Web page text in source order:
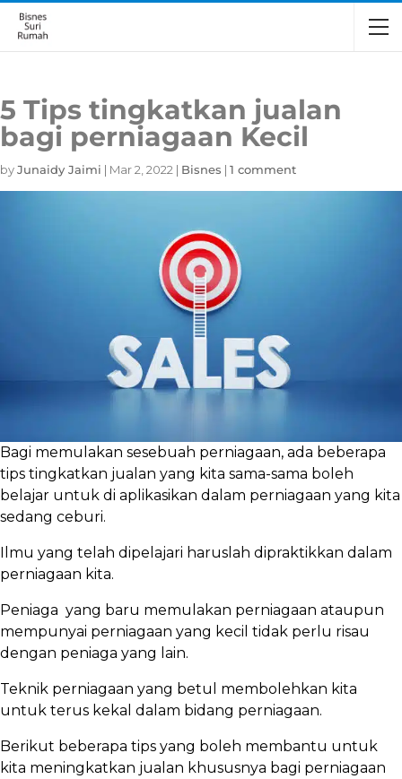
5 Tips tingkatkan jualan
bagi perniagaan Kecil
byJunaidy Jaimi | Mar 2, 2022 | Bisnes | 1 comment
Bagi memulakan sesebuah perniagaan, ada beberapa
tips tingkatkan jualan yang kita sama-sama boleh
belajar untuk di aplikasikan dalam perniagaan yang kita
sedang ceburi.
Ilmu yang telah dipelajari haruslah dipraktikkan dalam
perniagaan kita.
Peniaga yang baru memulakan perniagaan ataupun
mempunyai perniagaan yang kecil tidak perlu risau
dengan peniaga yang lain.
Teknik perniagaan yang betul membolehkan kita
untuk terus kekal dalam bidang perniagaan.
Berikut beberapa tips yang boleh membantu untuk
kita meningkatkan jualan khususnya bagi perniagaan